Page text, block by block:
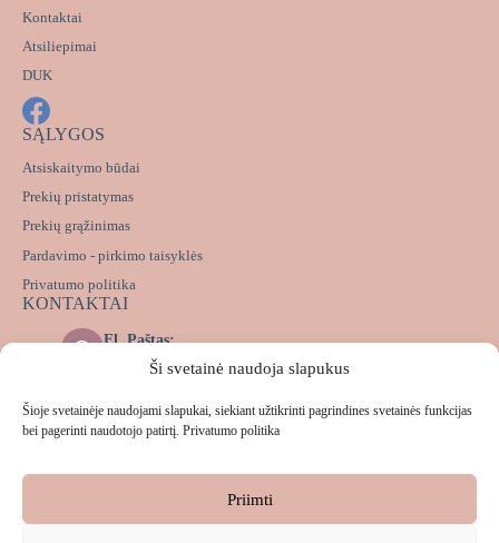
Ši svetainė naudoja slapukus
Šioje svetainėje naudojami slapukai, siekiant užtikrinti pagrindines svetainės funkcijas
bei pagerinti naudotojo patirtį. Privatumo politika
Priimti
Kontaktai
Atsiliepimai
DUK
SĄLYGOS
Atsiskaitymo būdai
Prekių pristatymas
Prekių grąžinimas
Pardavimo - pirkimo taisyklės
Privatumo politika
KONTAKTAI
El. Paštas:
info@lekalas.lt
Telefonas:
+37063172993